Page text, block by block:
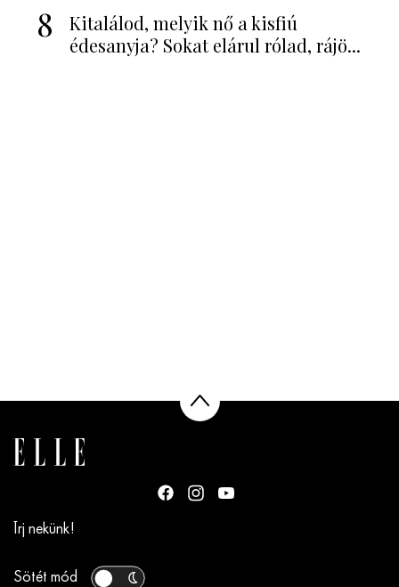
8
Kitalálod, melyik nő a kisfiú
édesanyja? Sokat elárul rólad, rájö...
Írj nekünk!
Sötét mód